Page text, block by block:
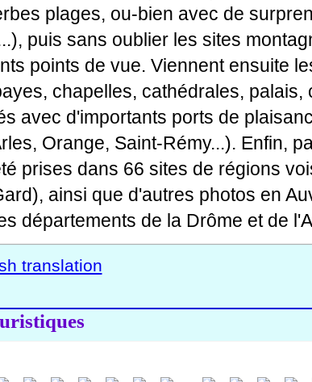
plages, ou-bien avec de
puis sans oublier les sites
points de vue. Viennent ensuite
chapelles, cathédrales, palais,
avec d'importants ports de
Orange, Saint-Rémy...). Enfin,
prises dans 66 sites de régions
ainsi que d'autres photos en
départements de la Drôme et de